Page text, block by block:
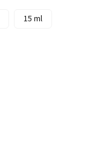
15 ml